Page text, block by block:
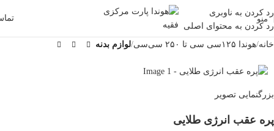
رد کردن به ناوبری
رد کردن به محتوای اصلی
منو
خانه هوندا ۱۲۵سی سی تا ۲۵۰ سی‌سی لوازم بدنه
بزرگنمایی تصویر
پره عقب انرژی طلایی